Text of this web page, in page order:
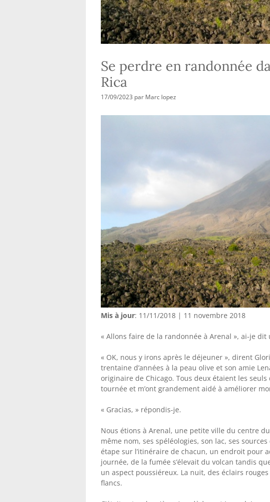
Se perdre en randonnée
Rica
17/09/2023 par Marc lopez
Mis à jour: 11/11/2018 | 11 novembre 2018
« Allons faire de la randonnée à Arenal », ai-je
« OK, nous y irons après le déjeuner », dirent
trentaine d’années à la peau olive et son amie
originaire de Chicago. Tous deux étaient les
tournée et m’ont grandement aidé à améliorer
« Gracias, » répondis-je.
Nous étions à Arenal, une petite ville du centre
même nom, ses spéléologies, son lac, ses
étape sur l’itinéraire de chacun, un endroit pour
journée, de la fumée s’élevait du volcan tandis
un aspect poussiéreux. La nuit, des éclairs
flancs.